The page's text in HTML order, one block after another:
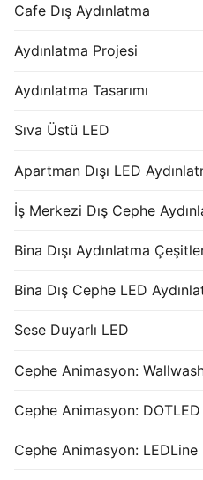
Cafe Dış Aydınlatma
Aydınlatma Projesi
Aydınlatma Tasarımı
Sıva Üstü LED
Apartman Dışı LED
İş Merkezi Dış Cephe
Bina Dışı Aydınlatma
Bina Dış Cephe LED
Sese Duyarlı LED
Cephe Animasyon:
Cephe Animasyon:
Cephe Animasyon: LEDLine